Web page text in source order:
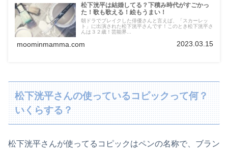
松下洸平は結婚してる？下積み時代がすごかっ
た！歌も歌える！絵もうまい！
朝ドラでブレイクした俳優さんと言えば、「スカーレッ
ト」に出演された松下洸平さんです！このとき松下洸平さ
んは３２歳！芸能界...
moominmamma.com 2023.03.15
松下洸平さんの使っているコピックって何？
いくらする？
松下洸平さんが使ってるコピックはペンの名称で、ブラン